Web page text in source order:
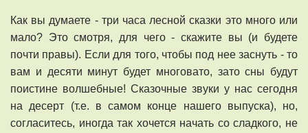
Как вы думаете - три часа лесной сказки это много или
мало? Это смотря, для чего - скажите вы (и будете
почти правы). Если для того, чтобы под нее заснуть - то
вам и десяти минут будет многовато, зато сны будут
поистине волшебные! Сказочные звуки у нас сегодня
на десерт (т.е. в самом конце нашего выпуска), но,
согласитесь, иногда так хочется начать со сладкого, не